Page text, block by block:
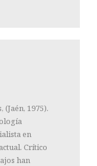
(Jaén, 1975).
en
Crítico
han